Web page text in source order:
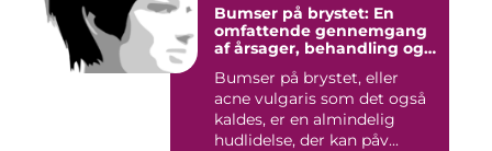
Bumser på brystet: En
omfattende gennemgang
af årsager, behandling og
Bumser på brystet, eller
acne vulgaris som det også
kaldes, er en almindelig
hudlidelse, der kan påv...